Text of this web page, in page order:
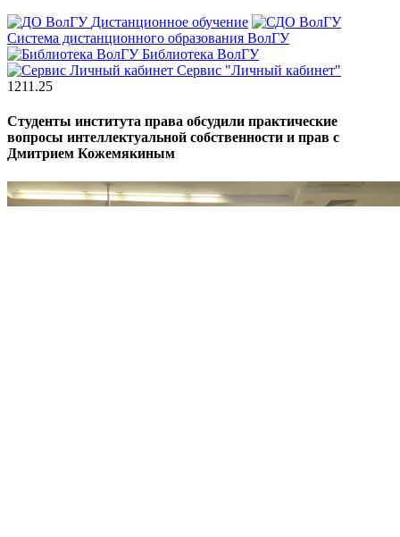
Дистанционное обучение
Система дистанционного образования ВолГУ
Библиотека ВолГУ
Сервис "Личный кабинет"
1211.25
Студенты института права обсудили практические
вопросы интеллектуальной собственности и прав с
Дмитрием Кожемякиным